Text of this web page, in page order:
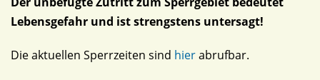
Lebensgefahr und ist strengstens untersagt!
Die aktuellen Sperrzeiten sind hierabrufbar.